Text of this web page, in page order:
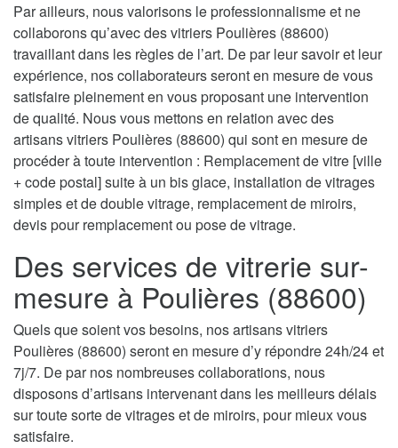
Par ailleurs, nous valorisons le professionnalisme et ne
collaborons qu’avec des vitriers Poulières (88600)
travaillant dans les règles de l’art. De par leur savoir et leur
expérience, nos collaborateurs seront en mesure de vous
satisfaire pleinement en vous proposant une intervention
de qualité. Nous vous mettons en relation avec des
artisans vitriers Poulières (88600) qui sont en mesure de
procéder à toute intervention : Remplacement de vitre [ville
+ code postal] suite à un bis glace, installation de vitrages
simples et de double vitrage, remplacement de miroirs,
devis pour remplacement ou pose de vitrage.
Des services de vitrerie sur-
mesure à Poulières (88600)
Quels que soient vos besoins, nos artisans vitriers
Poulières (88600) seront en mesure d’y répondre 24h/24 et
7j/7. De par nos nombreuses collaborations, nous
disposons d’artisans intervenant dans les meilleurs délais
sur toute sorte de vitrages et de miroirs, pour mieux vous
satisfaire.